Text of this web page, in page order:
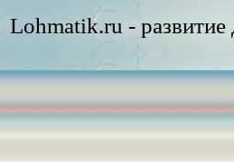
Lohmatik.ru - развитие